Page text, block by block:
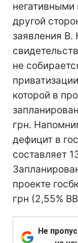
другой
заявления
не
которой в
грн.
дефицит в
составляет
проекте
грн (2,55%
Не